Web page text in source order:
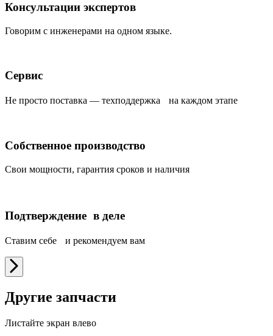
Консультации экспертов
Говорим с инженерами на одном языке.
Сервис
Не просто поставка — техподдержка на каждом этапе
Собственное производство
Свои мощности, гарантия сроков и наличия
Подтверждение в деле
Ставим себе и рекомендуем вам
Другие запчасти
Листайте экран влево